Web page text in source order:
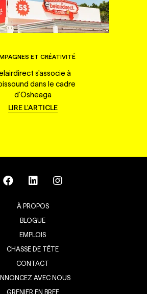
ET CRÉATIVITÉ
s'associe à
dans le cadre
d'Osheaga
LIRE L'ARTICLE
À PROPOS
BLOGUE
EMPLOIS
CHASSE DE TÊTE
CONTACT
AVEC NOUS
GRENIER EN BREF